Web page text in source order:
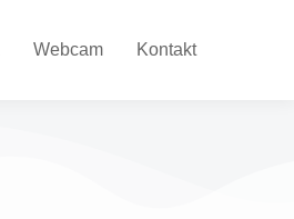
Webcam Kontakt